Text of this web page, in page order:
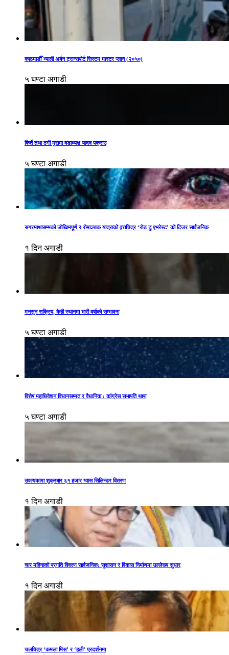
काठमाडौँ भ्याली अर्बन ट्रान्सपोर्ट सिस्टम मास्टर प्लान (२०५०)
५ घण्टा अगाडी
किर्ते तथा ठगी मुद्दामा वडाध्यक्ष यादव पक्राउ
५ घण्टा अगाडी
सगरमाथासम्मको जोखिमपूर्ण र रोमाञ्चक यात्राको वृत्तचित्र ‘रोड टु एभरेस्ट’ को टिजर सार्वजनिक
१ दिन अगाडी
मनसुन सक्रिय, केही स्थानमा भारी वर्षाको सम्भावना
५ घण्टा अगाडी
विशेष महाधिवेशन विधानसम्मत र वैधानिक : कांग्रेस सभापति थापा
५ घण्टा अगाडी
उपत्यकामा शुक्रबार ६१ हजार ग्यास सिलिन्डर वितरण
१ दिन अगाडी
चार महिनाको प्रगति विवरण सार्वजनिक: सुशासन र विकास निर्माणमा उल्लेख्य सुधार
१ दिन अगाडी
चलचित्र ‘कमला मिस’ र ‘हली’ प्रदर्शनमा